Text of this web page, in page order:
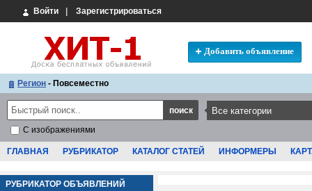
Войти Зарегистрироваться
Добавить объявление
Регион - Повсеместно
С изображениями
ГЛАВНАЯ РУБРИКАТОР КАТАЛОГ СТАТЕЙ ИНФОРМЕРЫ
РУБРИКАТОР ОБЪЯВЛЕНИЙ